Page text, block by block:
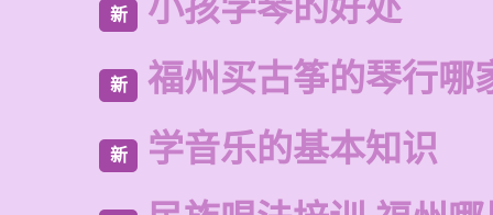
新 小孩学琴的好处
新 福州买古筝的琴行哪
新 学音乐的基本知识